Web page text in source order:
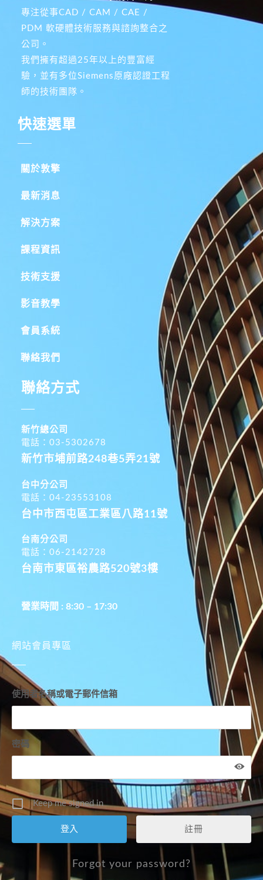
專注從事CAD / CAM / CAE /
PDM 軟硬體技術服務與諮詢整合之
公司。
我們擁有超過25年以上的豐富經
驗，並有多位Siemens原廠認證工程
師的技術團隊。
快速選單
關於敦擎
最新消息
解決方案
課程資訊
技術支援
影音教學
會員系統
聯絡我們
聯絡方式
新竹總公司
電話：03-5302678
新竹市埔前路248巷5弄21號
台中分公司
電話：04-23553108
台中市西屯區工業區八路11號
台南分公司
電話：06-2142728
台南市東區裕農路520號3樓
營業時間 : 8:30 – 17:30
網站會員專區
使用者名稱或電子郵件信箱
密碼
Keep me signed in
註冊
Forgot your password?